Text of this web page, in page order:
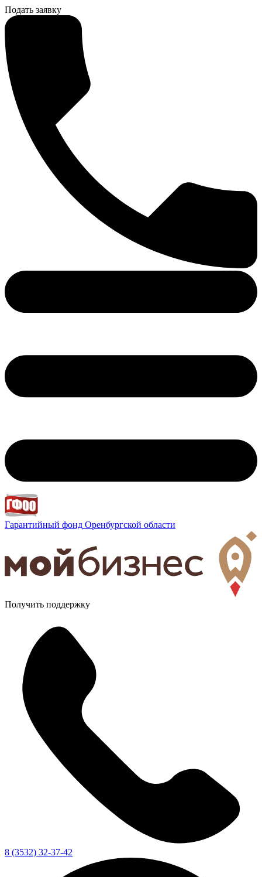
Подать заявку
Гарантийный фонд Оренбургской области
Получить поддержку
8 (3532) 32-37-42